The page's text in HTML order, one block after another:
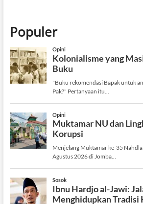
Populer